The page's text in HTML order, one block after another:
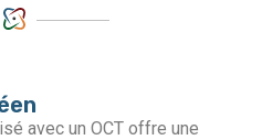
avec un OCT offre une